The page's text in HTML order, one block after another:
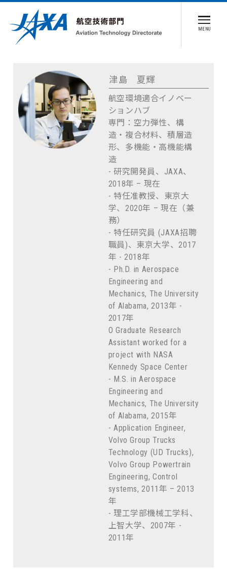
MENU
津島 夏輝
航空環境適合イノベー
ションハブ
専門：空力弾性、構
造・複合材料、積層造
形、多機能・高機能構
造
- 研究開発員、JAXA、
2018年 – 現在
- 特任准教授、東京大
学、2020年 – 現在（兼
務）
- 特任研究員 (JAXA招聘
職員)、東京大学、2017
年 - 2018年
- Ph.D. in Aerospace
Engineering and
Mechanics, The University
of Alabama, 2013年 -
2017年
O Graduate Research
Assistant worked for a
project with NASA
Kennedy Space Center
- M.S. in Aerospace
Engineering and
Mechanics, The University
of Alabama, 2015年
- Application Engineer,
Volvo Group Trucks
Technology (UD Trucks),
Volvo Group Powertrain
Engineering, Control
systems, 2011年 – 2013
年
- 理工学部機械工学科、
上智大学、2007年 -
2011年